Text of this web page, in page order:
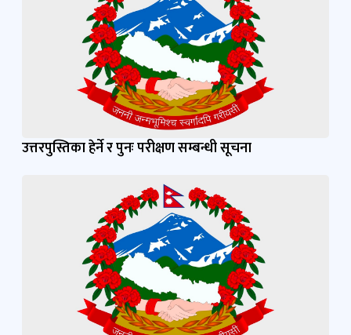
उत्तरपुस्तिका हेर्ने र पुनः परीक्षण सम्बन्धी सूचना